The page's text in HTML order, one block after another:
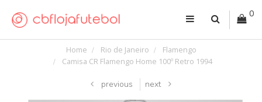
0
Home Rio de Janeiro
Flamengo
Camisa CR Flamengo Home 100º Retro 1994
previous next